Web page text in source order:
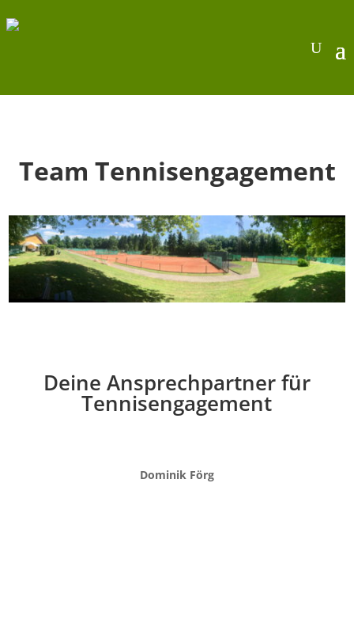
Team Tennisengagement
Deine Ansprechpartner für
Tennisengagement
Dominik Förg